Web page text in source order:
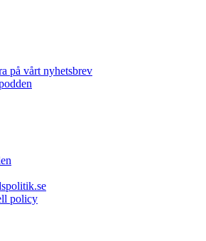
på vårt nyhetsbrev
policy